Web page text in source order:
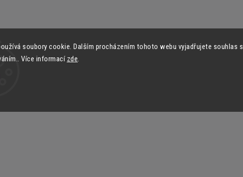
soubory cookie. Dalším procházením tohoto webu vyjadřujete souhlas s
Více informací zde.